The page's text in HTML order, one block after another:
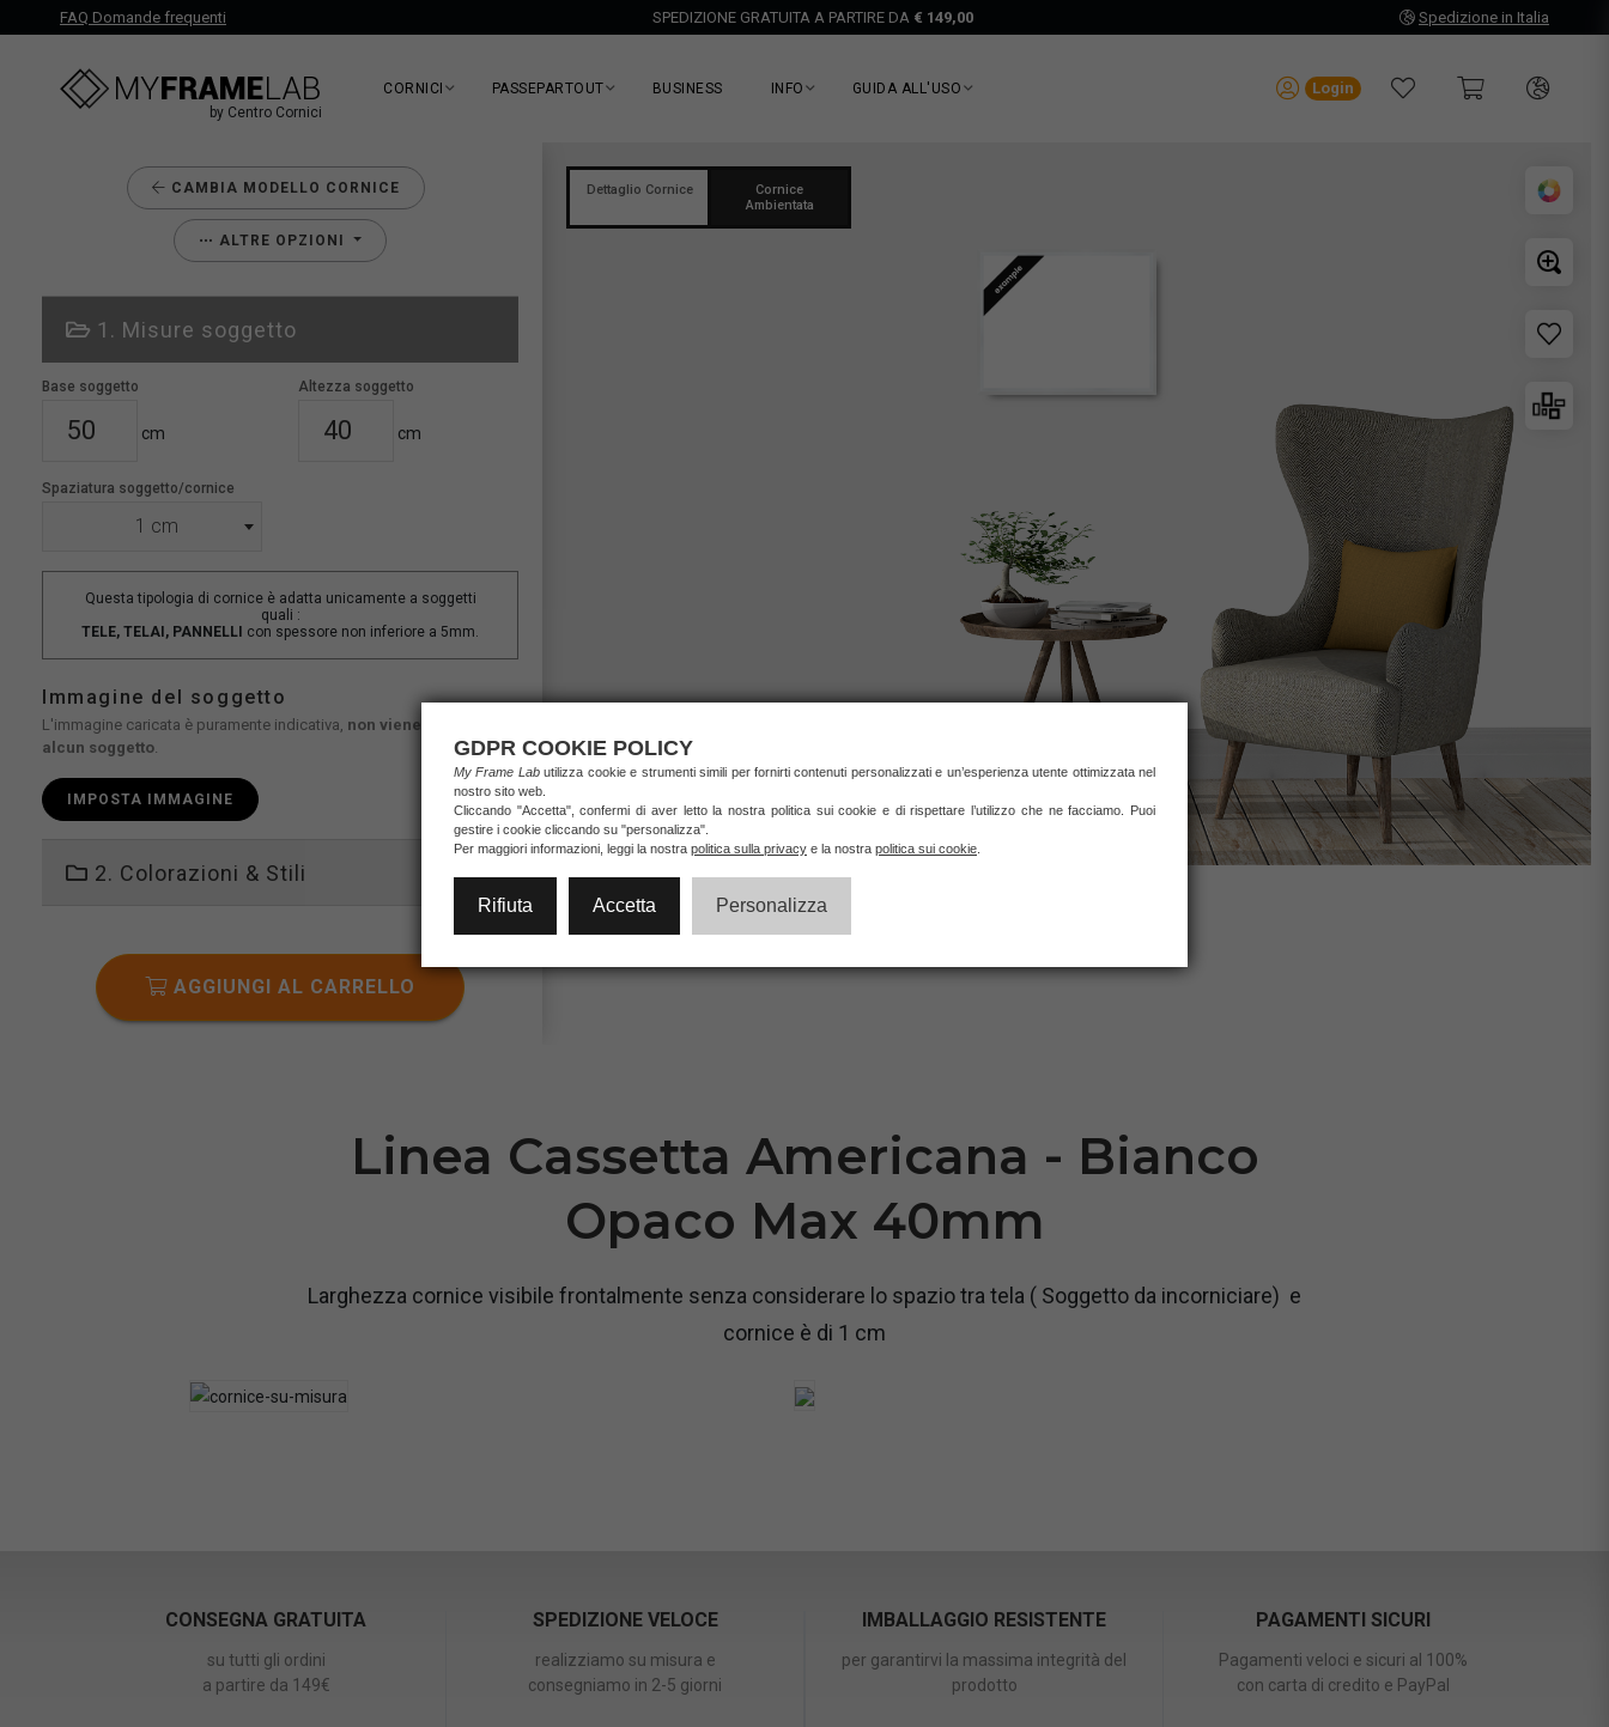
FAQ Domande frequenti SPEDIZIONE GRATUITA A PARTIRE DA € 149,00 Spedizione in Italia
by Centro Cornici
CORNICI PASSEPARTOUT BUSINESS INFO GUIDA ALL'USO Login
CAMBIA MODELLO CORNICE
ALTRE OPZIONI
1. Misure soggetto
Base soggetto
cm
Altezza soggetto
cm
Spaziatura soggetto/cornice
1 cm
Questa tipologia di cornice è adatta unicamente a soggetti
quali :
TELE, TELAI, PANNELLI con spessore non inferiore a 5mm.
Immagine del soggetto
L'immagine caricata è puramente indicativa, non viene stampato
alcun soggetto.
IMPOSTA IMMAGINE
2. Colorazioni & Stili
AGGIUNGI AL CARRELLO
Dettaglio Cornice
Cornice
Ambientata
Linea Cassetta Americana - Bianco
Opaco Max 40mm
Larghezza cornice visibile frontalmente senza considerare lo spazio tra tela ( Soggetto da incorniciare) e
cornice è di 1 cm
CONSEGNA GRATUITA
su tutti gli ordini
a partire da 149€
SPEDIZIONE VELOCE
realizziamo su misura e
consegniamo in 2-5 giorni
IMBALLAGGIO RESISTENTE
per garantirvi la massima integrità del
prodotto
PAGAMENTI SICURI
Pagamenti veloci e sicuri al 100%
con carta di credito e PayPal
GDPR COOKIE POLICY
My Frame Labutilizza cookie e strumenti simili per fornirti contenuti personalizzati e un’esperienza utente ottimizzata nel
nostro sito web.
Cliccando "Accetta", confermi di aver letto la nostra politica sui cookie e di rispettare l’utilizzo che ne facciamo. Puoi
gestire i cookie cliccando su "personalizza".
Per maggiori informazioni, leggi la nostra politica sulla privacy e la nostra politica sui cookie
Rifiuta Accetta Personalizza